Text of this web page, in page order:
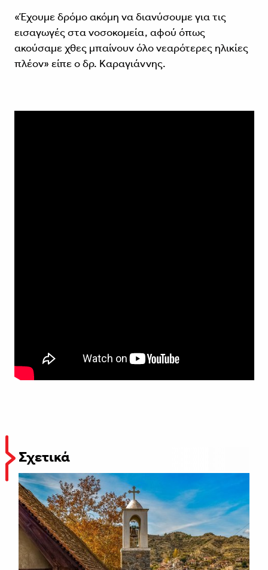
«Έχουμε δρόμο ακόμη να διανύσουμε για τις
εισαγωγές στα νοσοκομεία, αφού όπως
ακούσαμε χθες μπαίνουν όλο νεαρότερες ηλικίες
πλέον» είπε ο δρ. Καραγιάννης.
Σχετικά